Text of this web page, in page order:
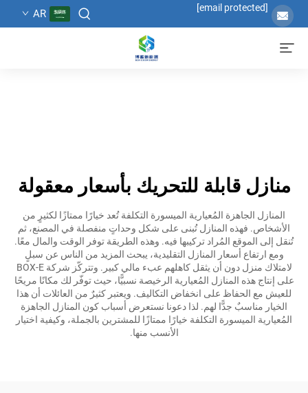
[email protected]
AR
منازل قابلة للتحريك بأسعار معقولة
المنازل الجاهزة المُعيارية الميسورة التكلفة تُعد خيارًا ممتازًا لكثيرٍ من
الأشخاص. فهذه المنازل تُبنى على شكل وحداتٍ منفصلة في المصنع، ثم
تُنقل إلى الموقع المُراد تركيبها فيه. وهذه الطريقة توفر الوقت والمال معًا.
ومع ارتفاع أسعار المنازل التقليدية، يبحث المزيد من الناس عن سبلٍ
لامتلاك منزل دون أن يثقل كاهلهم عبء مالي كبير. وتتركّز شركة BOX-E
على إنتاج هذه المنازل المُعيارية الرخيصة نسبيًّا، حيث توفّر لك مكانًا مريحًا
للعيش مع الحفاظ على انخفاض التكاليف. ويعتبر كثيرٌ من العائلات أن هذا
الخيار مناسبٌ جدًّا لهم. لذا دعونا نستعرض أسباب كون المنازل الجاهزة
المُعيارية الميسورة التكلفة خيارًا ممتازًا للمشترين بالجملة، وكيفية اختيار
الأنسب منها.